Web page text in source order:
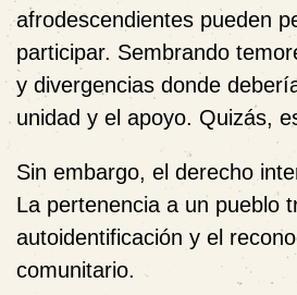
afrodescendientes pueden
participar. Sembrando
y divergencias donde
unidad y el apoyo. Quizás,
Sin embargo, el derecho
La pertenencia a un pueblo
autoidentificación y el
comunitario.